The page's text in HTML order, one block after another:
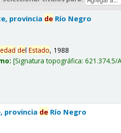
provincia de Río Negro
delEstado, 1988
Signatura topográfica:621.374.5/
provincia de Río Negro